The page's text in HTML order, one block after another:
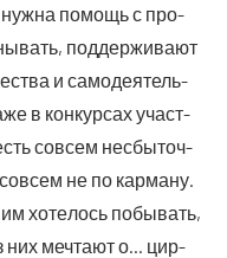
нуж­на помощь с про­
под­дер­жи­ва­ют
и само­де­я­тель­
в кон­кур­сах участ­
совсем несбы­точ­
не по кар­ма­ну.
хоте­лось побы­вать,
них меч­та­ют о… цир­